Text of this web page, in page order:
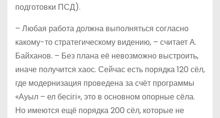
подготовки ПСД).
– Любая работа должна выполняться согласно
какому-то стратегическому видению, – считает А.
Байханов. – Без плана её невозможно выстроить,
иначе получится хаос. Сейчас есть порядка 120 сёл,
где модернизация проведена за счёт программы
«Ауыл – ел бесігі», это в основном опорные сёла.
Но имеются ещё порядка 200 сёл, которые не